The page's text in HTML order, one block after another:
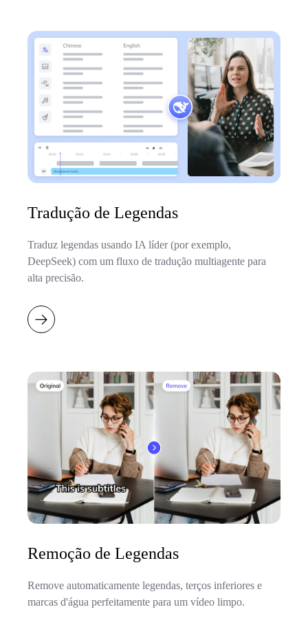
Tradução de Legendas
Traduz legendas usando IA líder (por exemplo,
DeepSeek) com um fluxo de tradução multiagente para
alta precisão.
Remoção de Legendas
Remove automaticamente legendas, terços inferiores e
marcas d'água perfeitamente para um vídeo limpo.